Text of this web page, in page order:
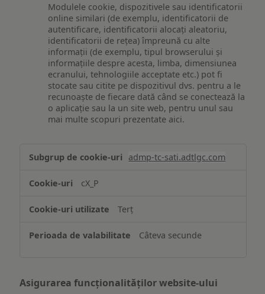
Modulele cookie, dispozitivele sau identificatorii
online similari (de exemplu, identificatorii de
autentificare, identificatorii alocați aleatoriu,
identificatorii de rețea) împreună cu alte
informații (de exemplu, tipul browserului și
informațiile despre acesta, limba, dimensiunea
ecranului, tehnologiile acceptate etc.) pot fi
stocate sau citite pe dispozitivul dvs. pentru a le
recunoaște de fiecare dată când se conectează la
o aplicație sau la un site web, pentru unul sau
mai multe scopuri prezentate aici.
și/sau
informațiilor
pe
dispozitiv
admp-tc-sati.adtlgc.com
cX_P
Terț
Câteva secunde
Asigurarea funcționalităților website-ului